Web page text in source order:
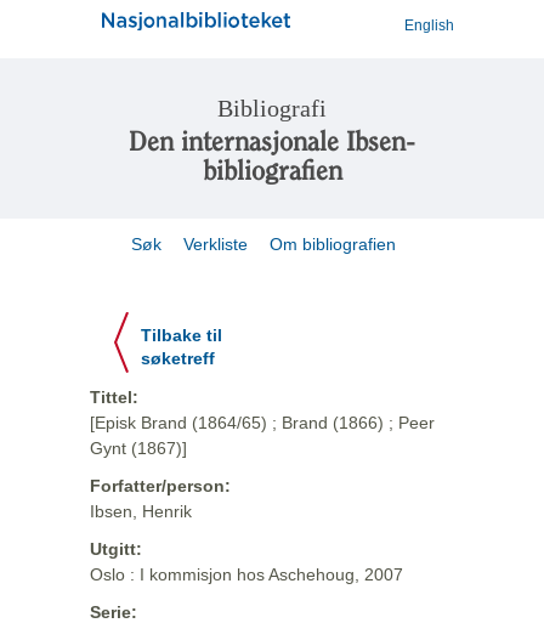
English
Bibliografi
Den internasjonale Ibsen-
bibliografien
Søk Verkliste Om bibliografien
Tilbake til
søketreff
Tittel:
[Episk Brand (1864/65) ; Brand (1866) ; Peer
Gynt (1867)]
Forfatter/person:
Ibsen, Henrik
Utgitt:
Oslo : I kommisjon hos Aschehoug, 2007
Serie: